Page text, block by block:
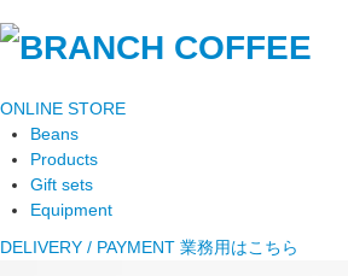
ONLINE STORE
Beans
Products
Gift sets
Equipment
DELIVERY / PAYMENT 業務用はこちら